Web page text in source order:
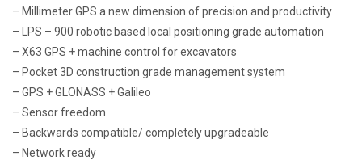
– Millimeter GPS a new dimension of precision and productivity
– LPS – 900 robotic based local positioning grade automation
– X63 GPS + machine control for excavators
– Pocket 3D construction grade management system
– GPS + GLONASS + Galileo
– Sensor freedom
– Backwards compatible/ completely upgradeable
– Network ready